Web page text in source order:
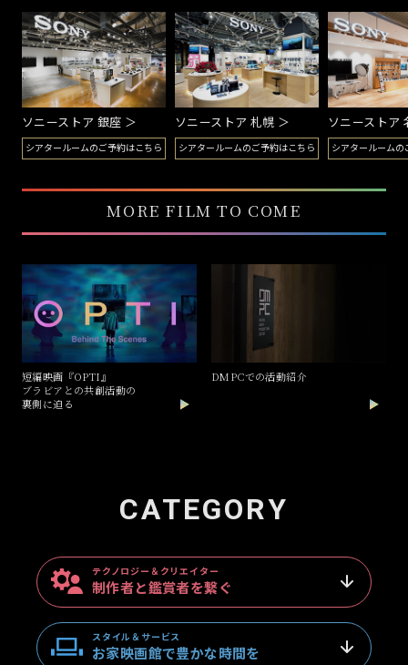
監督プロフィール
森義仁（もり よしひろ）
映画の助監督を経て、サカナクションのMVで監督キャリアをスタート。CM
の演出を手がけるようになり、NTTドコモのCMでカンヌライオンズ・ゴール
ドを受賞。以降、嵐、AKB48、欅坂46、amazarashi、神聖かまってちゃん、
マカロニえんぴつなど、ジャンルを越えて様々なアーティストのMVを撮り続
ソニーストア 銀座 ＞
シアタールームのご予約はこちら
ソニーストア 札幌 ＞
シアタールームのご予約はこちら
ソニーストア
シアタールームの
MORE FILM TO COME
短編映画『OPTI』
ブラビアとの共創活動の
裏側に迫る
DMPCでの活動紹介
CATEGORY
テクノロジー＆クリエイター
制作者と鑑賞者を繋ぐ
スタイル＆サービス
お家映画館で豊かな時間を